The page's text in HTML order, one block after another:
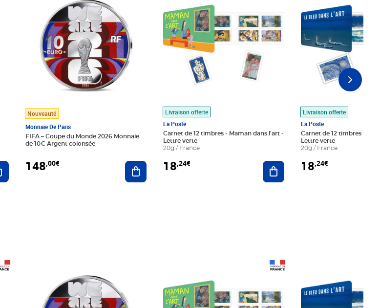
Ajouter au panier
Nouveauté
Monnaie De Paris
FIFA – Coupe du Monde 2026 Monnaie
de 10€ Argent colorisée
148,00€ Ajouter au panier
Livraison offerte
La Poste
Carnet de 12 timbres - Maman dans l'art -
Lettre verte
20g / France
18,24€ Ajouter au panier
Livraison offerte
La Poste
Carnet de 12 timbres - Le
Lettre verte
20g / France
18,24€